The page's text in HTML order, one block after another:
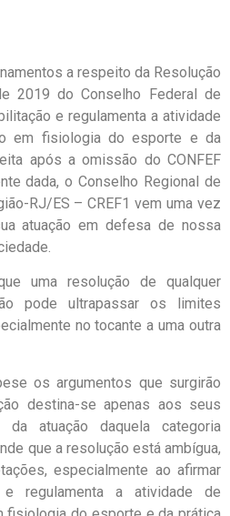
a respeito da Resolução
2019 do Conselho Federal de
e regulamenta a atividade
em fisiologia do esporte e da
após a omissão do CONFEF
dada, o Conselho Regional de
RJ/ES – CREF1 vem uma vez
atuação em defesa de nossa
uma resolução de qualquer
pode ultrapassar os limites
no tocante a uma outra
os argumentos que surgirão
destina-se apenas aos seus
atuação daquela categoria
que a resolução está ambígua,
especialmente ao afirmar
regulamenta a atividade de